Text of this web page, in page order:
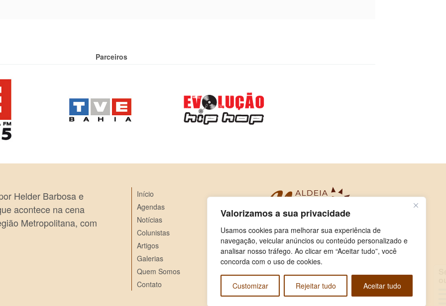
Valorizamos a sua privacidade
Usamos cookies para melhorar sua experiência de
navegação, veicular anúncios ou conteúdo personalizado e
analisar nosso tráfego. Ao clicar em “Aceitar tudo”, você
concorda com o uso de cookies.
Customizar Rejeitar tudo Aceitar tudo
Parceiros
Helder Barbosa e
acontece na cena
Metropolitana, com
Início
Agendas
Notícias
Colunistas
Artigos
Galerias
Quem Somos
Contato